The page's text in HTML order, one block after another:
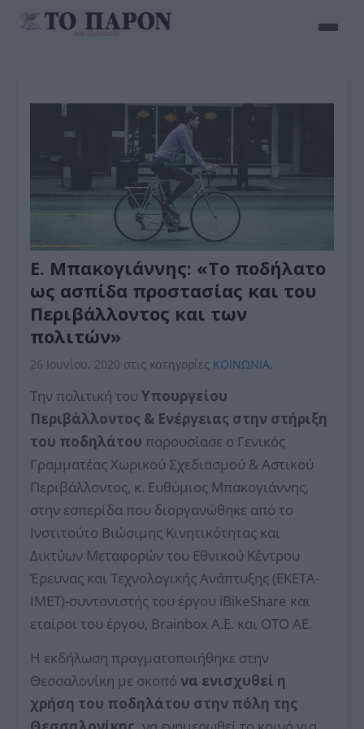
Ε. Μπακογιάννης: «Το ποδήλατο
ως ασπίδα προστασίας και του
Περιβάλλοντος και των
πολιτών»
26 Ιουνίου, 2020 στις κατηγορίες ΚΟΙΝΩΝΙΑ,
Την πολιτική τουΥπουργείου
Περιβάλλοντος & Ενέργειας στην στήριξη
του ποδηλάτου παρουσίασε ο Γενικός
Γραμματέας Χωρικού Σχεδιασμού & Αστικού
Περιβάλλοντος, κ. Ευθύμιος Μπακογιάννης,
στην εσπερίδα που διοργανώθηκε από το
Ινστιτούτο Βιώσιμης Κινητικότητας και
Δικτύων Μεταφορών του Εθνικού Κέντρου
Έρευνας και Τεχνολογικής Ανάπτυξης (ΕΚΕΤΑ-
ΙΜΕΤ)-συντονιστής του έργου iBikeShare και
εταίροι του έργου, Brainbox A.E. και ΟΤΟ ΑΕ.
Η εκδήλωση πραγματοποιήθηκε στην
Θεσσαλονίκη με σκοπόνα ενισχυθεί η
χρήση του ποδηλάτου στην πόλη της